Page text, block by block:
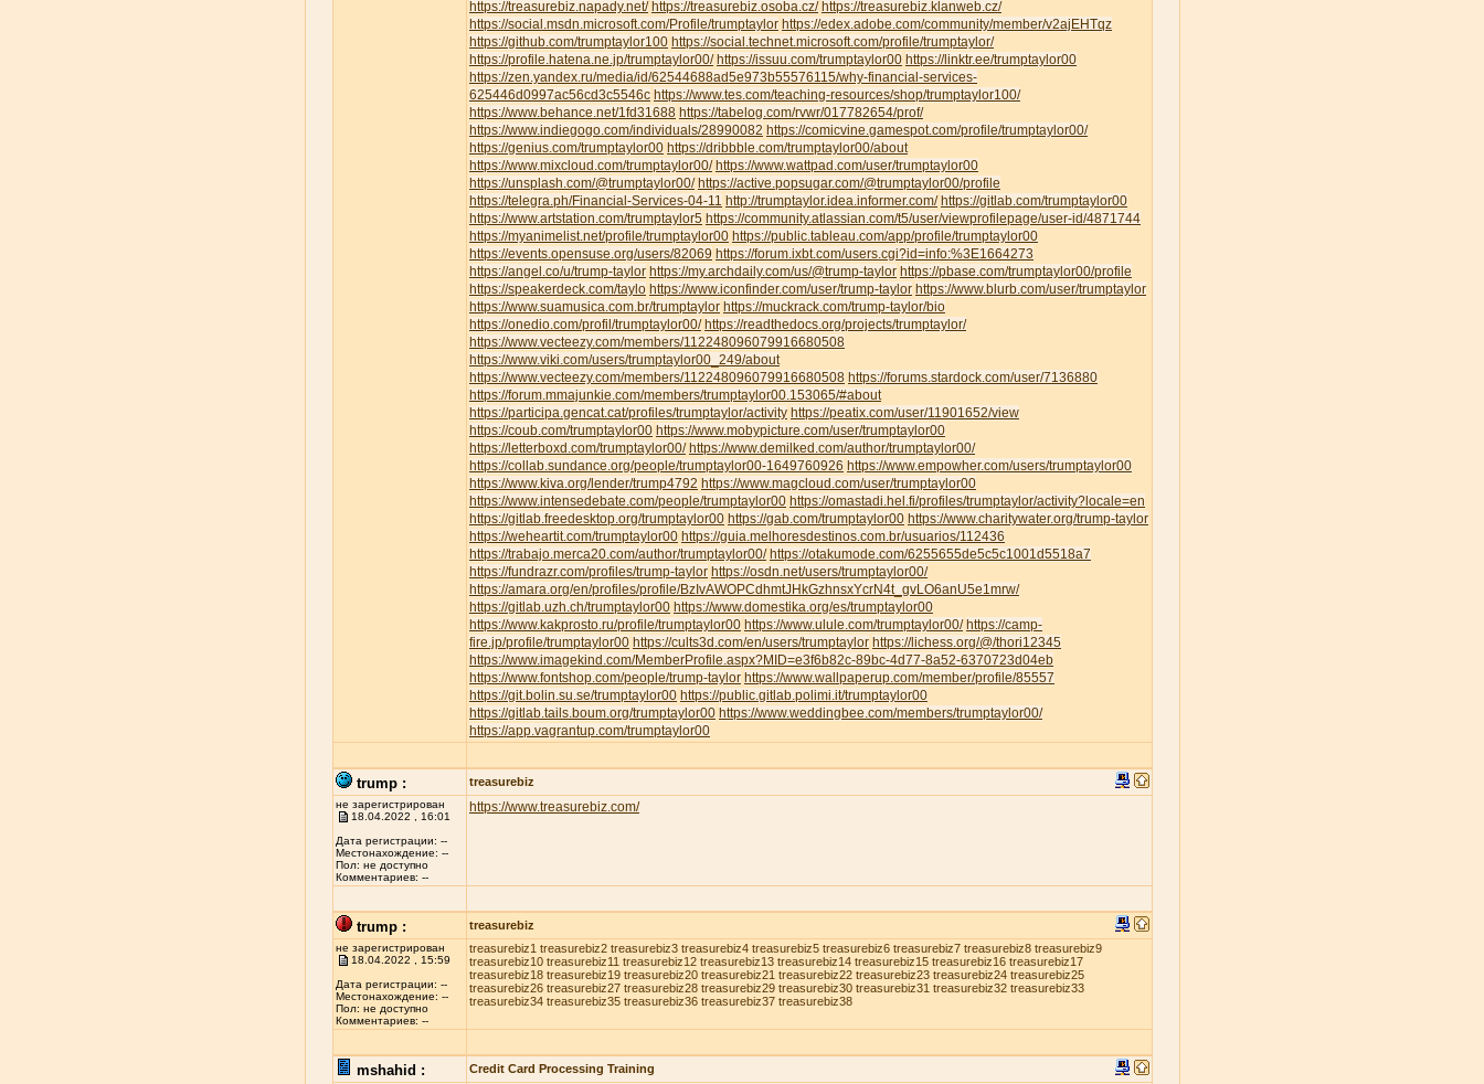
https://treasurebiz.napady.net/ https://treasurebiz.osoba.cz/ https://treasurebiz.klanweb.cz/
https://social.msdn.microsoft.com/Profile/trumptaylor https://edex.adobe.com/community/member/v2ajEHTqz
https://github.com/trumptaylor100 https://social.technet.microsoft.com/profile/trumptaylor/
https://profile.hatena.ne.jp/trumptaylor00/ https://issuu.com/trumptaylor00 https://linktr.ee/trumptaylor00
https://zen.yandex.ru/media/id/62544688ad5e973b55576115/why-financial-services-
625446d0997ac56cd3c5546c https://www.tes.com/teaching-resources/shop/trumptaylor100/
https://www.behance.net/1fd31688 https://tabelog.com/rvwr/017782654/prof/
https://www.indiegogo.com/individuals/28990082 https://comicvine.gamespot.com/profile/trumptaylor00/
https://genius.com/trumptaylor00 https://dribbble.com/trumptaylor00/about
https://www.mixcloud.com/trumptaylor00/ https://www.wattpad.com/user/trumptaylor00
https://unsplash.com/@trumptaylor00/ https://active.popsugar.com/@trumptaylor00/profile
https://telegra.ph/Financial-Services-04-11 http://trumptaylor.idea.informer.com/ https://gitlab.com/trumptaylor00
https://www.artstation.com/trumptaylor5 https://community.atlassian.com/t5/user/viewprofilepage/user-id/4871744
https://myanimelist.net/profile/trumptaylor00 https://public.tableau.com/app/profile/trumptaylor00
https://events.opensuse.org/users/82069 https://forum.ixbt.com/users.cgi?id=info:%3E1664273
https://angel.co/u/trump-taylor https://my.archdaily.com/us/@trump-taylor https://pbase.com/trumptaylor00/profile
https://speakerdeck.com/taylo https://www.iconfinder.com/user/trump-taylor https://www.blurb.com/user/trumptaylor
https://www.suamusica.com.br/trumptaylor https://muckrack.com/trump-taylor/bio
https://onedio.com/profil/trumptaylor00/ https://readthedocs.org/projects/trumptaylor/
https://www.vecteezy.com/members/112248096079916680508
https://www.viki.com/users/trumptaylor00_249/about
https://www.vecteezy.com/members/112248096079916680508 https://forums.stardock.com/user/7136880
https://forum.mmajunkie.com/members/trumptaylor00.153065/#about
https://participa.gencat.cat/profiles/trumptaylor/activity https://peatix.com/user/11901652/view
https://coub.com/trumptaylor00 https://www.mobypicture.com/user/trumptaylor00
https://letterboxd.com/trumptaylor00/ https://www.demilked.com/author/trumptaylor00/
https://collab.sundance.org/people/trumptaylor00-1649760926 https://www.empowher.com/users/trumptaylor00
https://www.kiva.org/lender/trump4792 https://www.magcloud.com/user/trumptaylor00
https://www.intensedebate.com/people/trumptaylor00 https://omastadi.hel.fi/profiles/trumptaylor/activity?locale=en
https://gitlab.freedesktop.org/trumptaylor00 https://gab.com/trumptaylor00 https://www.charitywater.org/trump-taylor
https://weheartit.com/trumptaylor00 https://guia.melhoresdestinos.com.br/usuarios/112436
https://trabajo.merca20.com/author/trumptaylor00/ https://otakumode.com/6255655de5c5c1001d5518a7
https://fundrazr.com/profiles/trump-taylor https://osdn.net/users/trumptaylor00/
https://amara.org/en/profiles/profile/BzIvAWOPCdhmtJHkGzhnsxYcrN4t_gvLO6anU5e1mrw/
https://gitlab.uzh.ch/trumptaylor00 https://www.domestika.org/es/trumptaylor00
https://www.kakprosto.ru/profile/trumptaylor00 https://www.ulule.com/trumptaylor00/ https://camp-
fire.jp/profile/trumptaylor00 https://cults3d.com/en/users/trumptaylor https://lichess.org/@/thori12345
https://www.imagekind.com/MemberProfile.aspx?MID=e3f6b82c-89bc-4d77-8a52-6370723d04eb
https://www.fontshop.com/people/trump-taylor https://www.wallpaperup.com/member/profile/85557
https://git.bolin.su.se/trumptaylor00 https://public.gitlab.polimi.it/trumptaylor00
https://gitlab.tails.boum.org/trumptaylor00 https://www.weddingbee.com/members/trumptaylor00/
https://app.vagrantup.com/trumptaylor00
trump : treasurebiz
не зарегистрирован
18.04.2022 , 16:01
Дата регистрации: --
Местонахождение: --
Пол: не доступно
Комментариев: --
https://www.treasurebiz.com/
trump : treasurebiz
не зарегистрирован
18.04.2022 , 15:59
Дата регистрации: --
Местонахождение: --
Пол: не доступно
Комментариев: --
treasurebiz1 treasurebiz2 treasurebiz3 treasurebiz4 treasurebiz5 treasurebiz6 treasurebiz7 treasurebiz8 treasurebiz9
treasurebiz10 treasurebiz11 treasurebiz12 treasurebiz13 treasurebiz14 treasurebiz15 treasurebiz16 treasurebiz17
treasurebiz18 treasurebiz19 treasurebiz20 treasurebiz21 treasurebiz22 treasurebiz23 treasurebiz24 treasurebiz25
treasurebiz26 treasurebiz27 treasurebiz28 treasurebiz29 treasurebiz30 treasurebiz31 treasurebiz32 treasurebiz33
treasurebiz34 treasurebiz35 treasurebiz36 treasurebiz37 treasurebiz38
mshahid : Credit Card Processing Training